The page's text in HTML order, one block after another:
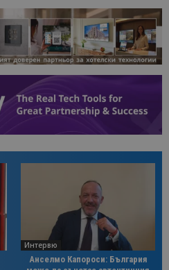
Интервю
Анселмо Капороси: България